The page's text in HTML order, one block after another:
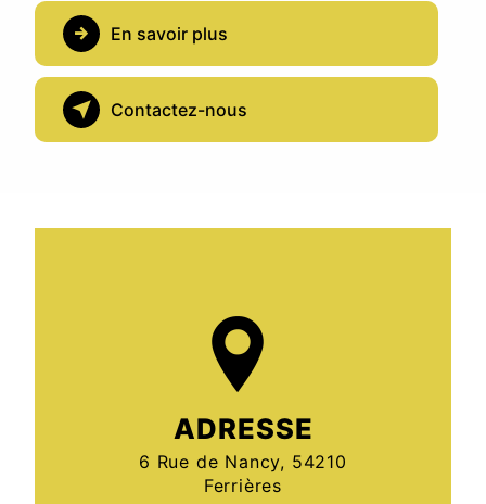
En savoir plus
Contactez-nous
ADRESSE
6 Rue de Nancy, 54210
Ferrières